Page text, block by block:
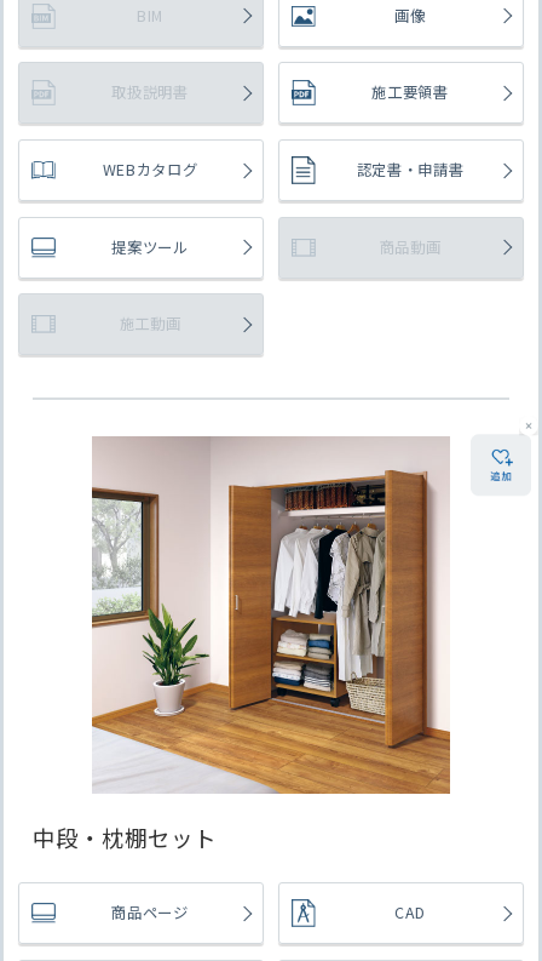
BIM 画像
取扱説明書 施工要領書
WEBカタログ 認定書・申請書
シックハウス対策
（ホルムアルデヒド発散等級）
4VOC基準適合
提案ツール 商品動画
施工動画
中段・枕棚セット
商品ページ CAD